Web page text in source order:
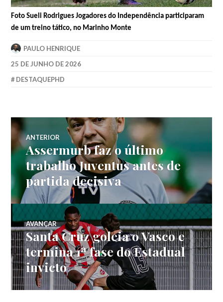
Foto Sueli Rodrigues Jogadores do Independência participaram
de um treino tático, no Marinho Monte
PAULO HENRIQUE
25 DE JUNHO DE 2026
DESTAQUEPHD
ANTERIOR
Assermurb faz o último
trabalho Juventus antes de
partida decisiva
AVANÇAR
Santa Cruz goleia o Vasco e
termina 1ª fase do Estadual
invicto